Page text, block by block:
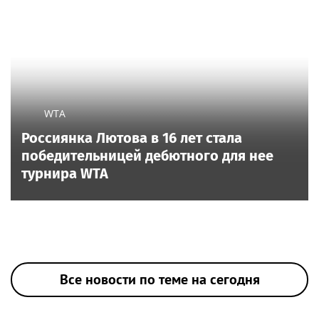
WTA
Россиянка Лютова в 16 лет стала
победительницей дебютного для нее
турнира WTA
Все новости по теме на сегодня